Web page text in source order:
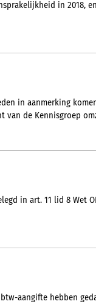
in 2018,
in aanmerking
de Kennisgroep
in art. 11 lid 8 Wet
aangifte hebben